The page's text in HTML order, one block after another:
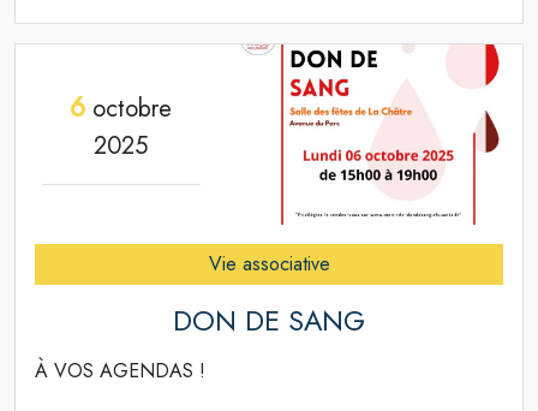
6 octobre
2025
Vie associative
DON DE SANG
À VOS AGENDAS !